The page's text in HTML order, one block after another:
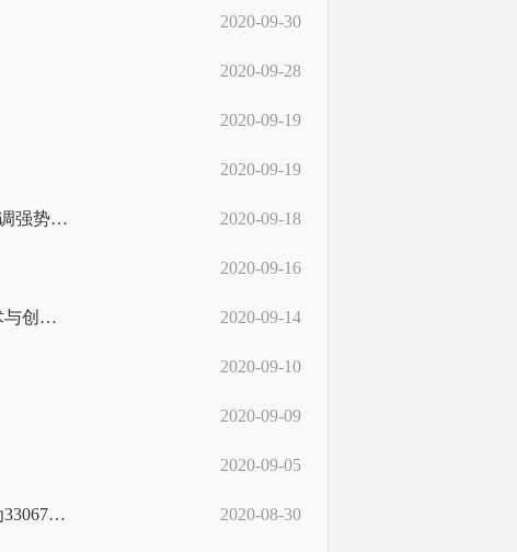
2020-09-30
2020-09-28
2020-09-19
2020-09-19
刘宁在全省深化“放管服”改革优化营商环境电视电话会议上强调强势推进“一网通办”着力打造“数字政府”推动我省“放管服”改革 2020-09-18
2020-09-16
省信息中心被国家知识产权局与世界知识产权组织 确定为技术与创新支持中心筹建机构 2020-09-14
2020-09-10
2020-09-09
2020-09-05
财政部公布2019年全国政府采购简要情况 全国政府采购规模为33067.0亿元 同比下降7.8% 2020-08-30